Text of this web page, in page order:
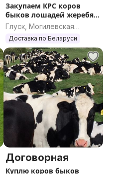
Закупаем КРС коров
быков лошадей жеребят.
ДОРОГО
Глуск, Могилевская
область
Доставка по Беларуси
Договорная
Куплю коров быков